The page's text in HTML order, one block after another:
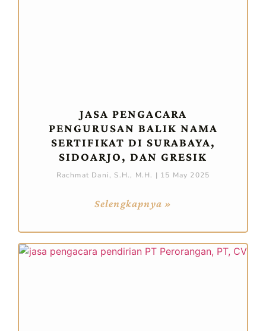
JASA PENGACARA
PENGURUSAN BALIK NAMA
SERTIFIKAT DI SURABAYA,
SIDOARJO, DAN GRESIK
Rachmat Dani, S.H., M.H. 15 May 2025
Selengkapnya »